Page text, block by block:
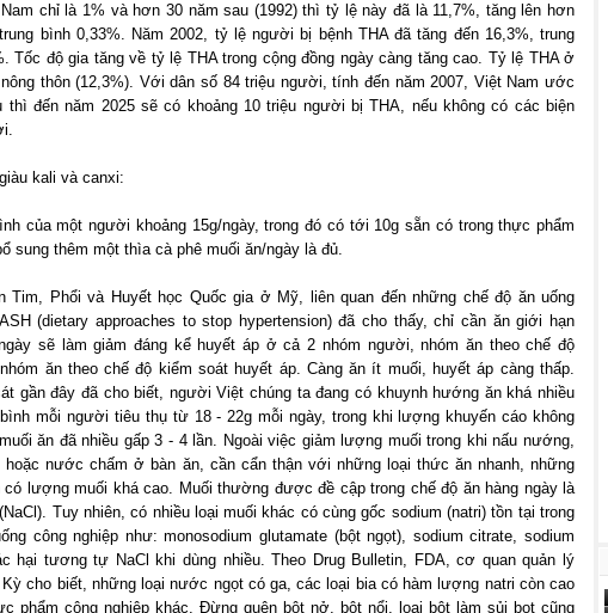
chỉ là 1% và hơn 30 năm sau (1992) thì tỷ lệ này đã là 11,7%, tăng lên hơn
bình 0,33%. Năm 2002, tỷ lệ người bị bệnh THA đã tăng đến 16,3%, trung
Tốc độ gia tăng về tỷ lệ THA trong cộng đồng ngày càng tăng cao. Tỷ lệ THA ở
thôn (12,3%). Với dân số 84 triệu người, tính đến năm 2007, Việt Nam ước
thì đến năm 2025 sẽ có khoảng 10 triệu người bị THA, nếu không có các biện
kali và canxi:
của một người khoảng 15g/ngày, trong đó có tới 10g sẵn có trong thực phẩm
sung thêm một thìa cà phê muối ăn/ngày là đủ.
Tim, Phổi và Huyết học Quốc gia ở Mỹ, liên quan đến những chế độ ăn uống
(dietary approaches to stop hypertension) đã cho thấy, chỉ cần ăn giới hạn
sẽ làm giảm đáng kể huyết áp ở cả 2 nhóm người, nhóm ăn theo chế độ
ăn theo chế độ kiểm soát huyết áp. Càng ăn ít muối, huyết áp càng thấp.
gần đây đã cho biết, người Việt chúng ta đang có khuynh hướng ăn khá nhiều
mỗi người tiêu thụ từ 18 - 22g mỗi ngày, trong khi lượng khuyến cáo không
ăn đã nhiều gấp 3 - 4 lần. Ngoài việc giảm lượng muối trong khi nấu nướng,
hoặc nước chấm ở bàn ăn, cần cẩn thận với những loại thức ăn nhanh, những
có lượng muối khá cao. Muối thường được đề cập trong chế độ ăn hàng ngày là
Tuy nhiên, có nhiều loại muối khác có cùng gốc sodium (natri) tồn tại trong
công nghiệp như: monosodium glutamate (bột ngọt), sodium citrate, sodium
hại tương tự NaCl khi dùng nhiều. Theo Drug Bulletin, FDA, cơ quan quản lý
cho biết, những loại nước ngọt có ga, các loại bia có hàm lượng natri còn cao
phẩm công nghiệp khác. Đừng quên bột nở, bột nổi, loại bột làm sủi bọt cũng